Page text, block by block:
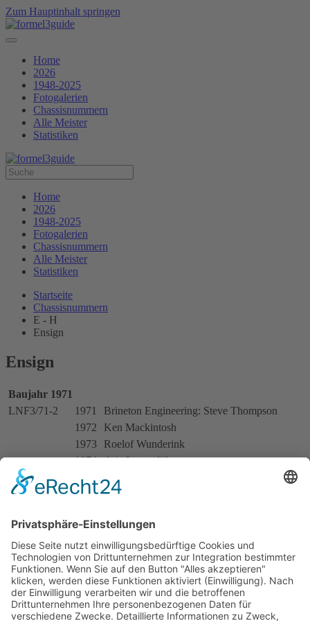
Zum Hauptinhalt springen
Home
2026
1948-2025
Fotogalerien
Chassisnummern
Alle Meister
Statistiken
Home
2026
1948-2025
Fotogalerien
Chassisnummern
Alle Meister
Statistiken
Startseite
Chassisnummern
E - H
Ensign
Ensign
Baujahr 1971
LNF3/71-2
1971
Brineton Engineering: Steve Thompson
1972
Ken Mackintosh
1973
Roelof Wunderink
1974 Arie Luyendijk
LNF3/71-3
1972
Lec Refrigeration: David Purley
LNF3/71-5
1973 Ole Veijlund
Baujahr 1972
LNF3/72-8
1973
Dempster International: Mike Wilds
LNF3/72-11
1976 Kurt Liljekvist
Baujahr 1973
LNF3/73-12
1973
Mike Tyrrell